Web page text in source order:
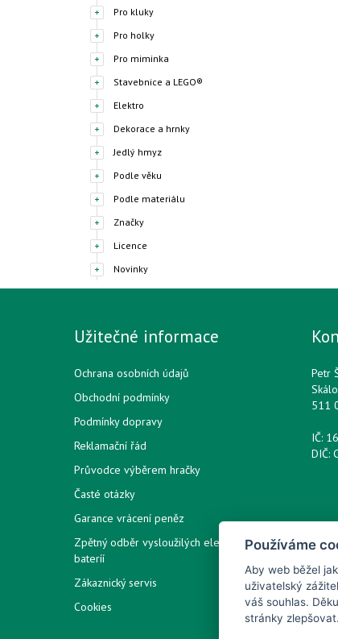
Pro kluky
Pro holky
Pro miminka
Stavebnice a LEGO®
Elektro
Dekorace a hrnky
Jedlý hmyz
Podle věku
Podle materiálu
Značky
Licence
Novinky
Užitečné informace
Ochrana osobních údajů
Obchodní podmínky
Podmínky dopravy
Reklamační řád
Průvodce výběrem hračky
Časté otázky
Garance vrácení peněz
Zpětný odběr vysloužilých elektrozařízení /
bateríí
Zákaznický servis
Cookies
Petr
511
IČ:
DIČ:
Používáme
Aby web běžel
uživatelský
váš souhlas.
stránky zlepšovat.